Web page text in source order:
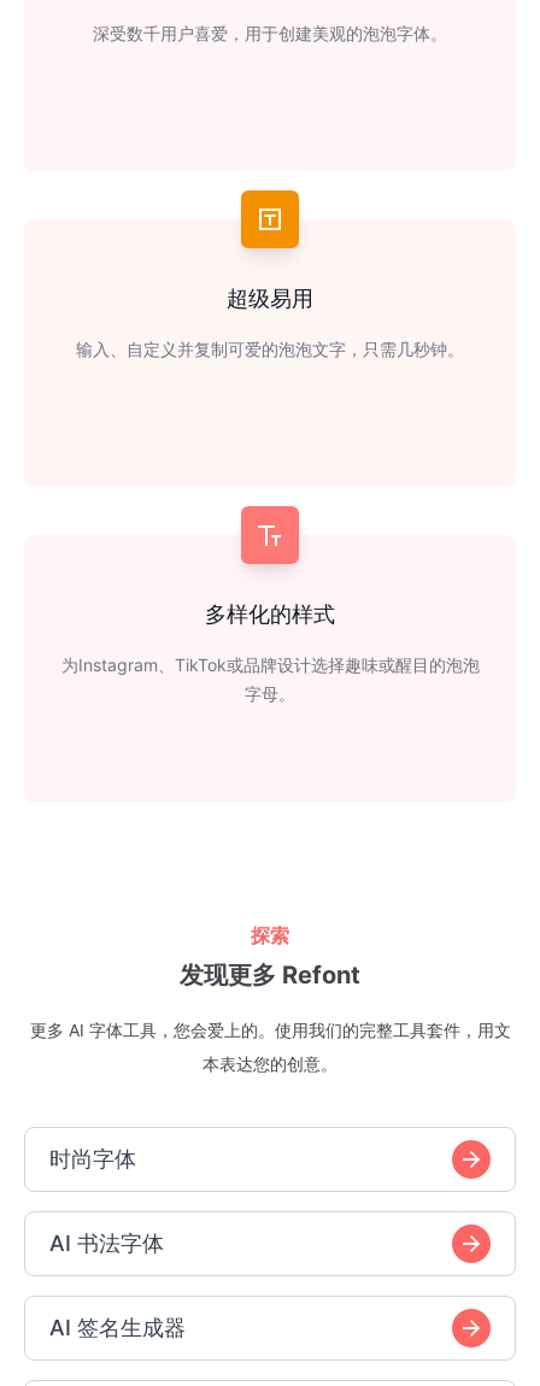
深受数千用户喜爱，用于创建美观的泡泡字体。
超级易用
输入、自定义并复制可爱的泡泡文字，只需几秒钟。
多样化的样式
为Instagram、TikTok或品牌设计选择趣味或醒目的泡泡
字母。
探索
发现更多 Refont
更多 AI 字体工具，您会爱上的。使用我们的完整工具套件，用文
本表达您的创意。
时尚字体
AI 书法字体
AI 签名生成器